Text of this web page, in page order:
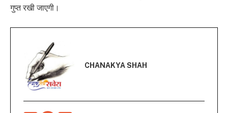
गुप्त रखी जाएगी।
CHANAKYA SHAH